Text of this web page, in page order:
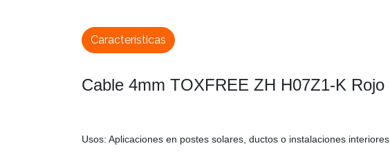
Cable 4mm TOXFREE ZH H07Z1-K Rojo
Usos: Aplicaciones en postes solares, ductos o instalaciones interiores.
Características